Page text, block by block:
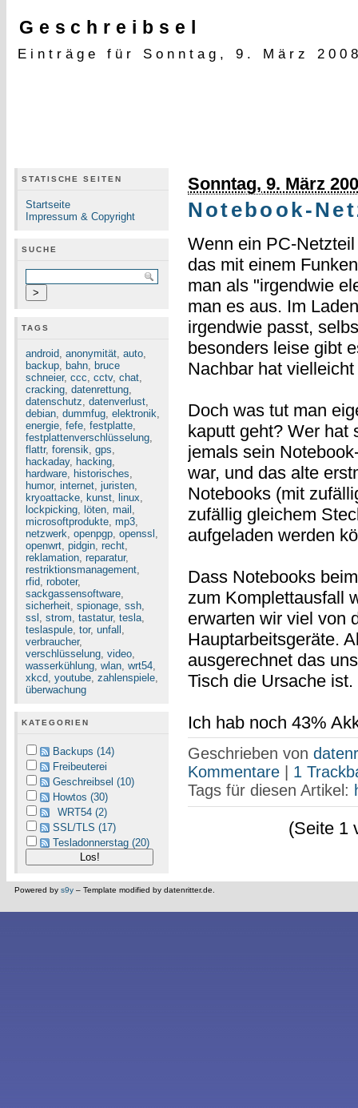
Geschreibsel
Einträge für Sonntag, 9. März
STATISCHE SEITEN
Startseite
Impressum & Copyright
SUCHE
TAGS
android, anonymität, auto,
backup, bahn, bruce
schneier, ccc, cctv, chat,
cracking, datenrettung,
datenschutz, datenverlust,
debian, dummfug, elektronik,
energie, fefe, festplatte,
festplattenverschlüsselung,
flattr, forensik, gps,
hackaday, hacking,
hardware, historisches,
humor, internet, juristen,
kryoattacke, kunst, linux,
lockpicking, löten, mail ,
microsoftprodukte, mp3,
netzwerk, openpgp, openssl ,
openwrt, pidgin, recht,
reklamation, reparatur,
restriktionsmanagement,
rfid, roboter,
sackgassensoftware,
sicherheit, spionage, ssh,
ssl , strom, tastatur, tesla,
teslaspule, tor, unfall ,
verbraucher,
verschlüsselung, video,
wasserkühlung, wlan, wrt54,
xkcd, youtube, zahlenspiele,
überwachung
KATEGORIEN
Backups (14)
Freibeuterei
Geschreibsel (10)
Howtos (30)
WRT54 (2)
SSL/TLS (17)
Tesladonnerstag (20)
Sonntag, 9. März
Notebook-
Wenn ein PC-
das mit einem
man als "irgendwie
man es aus. Im
irgendwie passt,
besonders leise gibt
Nachbar hat
Doch was tut man
kaputt geht? Wer hat
jemals sein
war, und das alte
Notebooks (mit
zufällig gleichem
aufgeladen werden
Dass Notebooks
zum Komplettausfall
erwarten wir viel von
Hauptarbeitsgeräte.
ausgerechnet das
Tisch die Ursache ist.
Ich hab noch 43%
Geschrieben von
Kommentare| 1
Tags für diesen Artikel:
(Seite 1
Powered by s9y – Template modified by datenritter.de.